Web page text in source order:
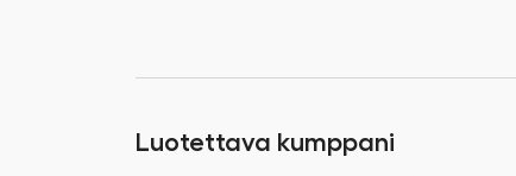
Luotettava kumppani